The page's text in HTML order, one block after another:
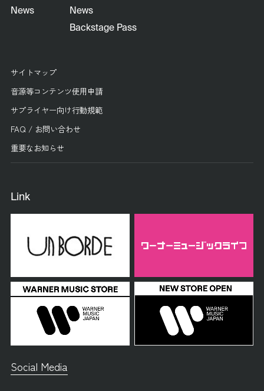
News
News
Backstage Pass
サイトマップ
音源等コンテンツ使用申請
サプライヤー向け行動規範
FAQ / お問い合わせ
重要なお知らせ
Link
Social Media